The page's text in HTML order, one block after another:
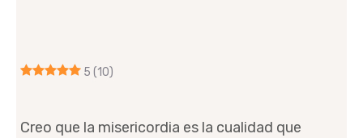
5 (10)
Creo que la misericordia es la cualidad que